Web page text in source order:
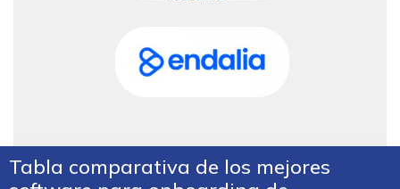
Tabla comparativa de los mejores